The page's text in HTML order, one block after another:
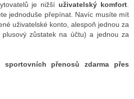
je nižší uživatelský komfort
jednoduše přepínat. Navíc musíte mít
uživatelské konto, alespoň jednou za
zůstatek na účtu) a jednou za
sportovních přenosů zdarma přes